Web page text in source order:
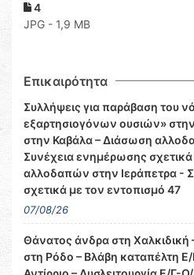
4
JPG - 1,9 MB
Επικαιρότητα
Συλλήψεις για παράβαση του
εξαρτησιογόνων ουσιών»
στην Καβάλα – Διάσωση
Συνέχεια ενημέρωσης
αλλοδαπών στην Ιεράπετρα -
σχετικά με τον εντοπισμό 47
07/08/26
Θάνατος άνδρα στη Χαλκιδική
στη Ρόδο – Βλάβη καταπέλτη Ε/